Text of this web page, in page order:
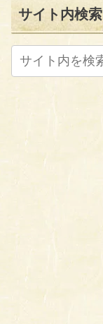
サイト内検索